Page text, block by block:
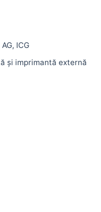
ICG
și imprimantă externă